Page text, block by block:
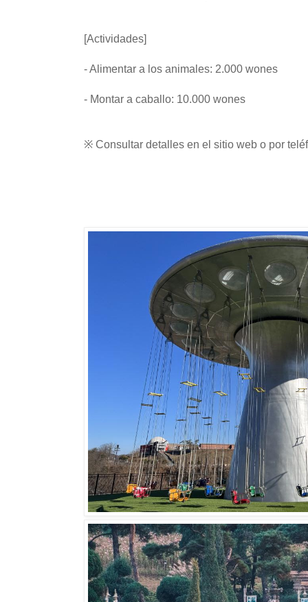
[Actividades]
- Alimentar a los animales: 2.000 wones
- Montar a caballo: 10.000 wones
※ Consultar detalles en el sitio web o por